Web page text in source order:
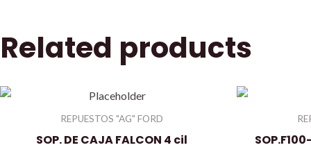
Related products
REPUESTOS "AG" FORD
SOP. DE CAJA FALCON 4 cil